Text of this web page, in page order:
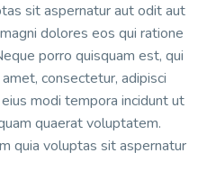
sit aspernatur aut odit aut
dolores eos qui ratione
porro quisquam est, qui
consectetur, adipisci
modi tempora incidunt ut
quaerat voluptatem.
quia voluptas sit aspernatur